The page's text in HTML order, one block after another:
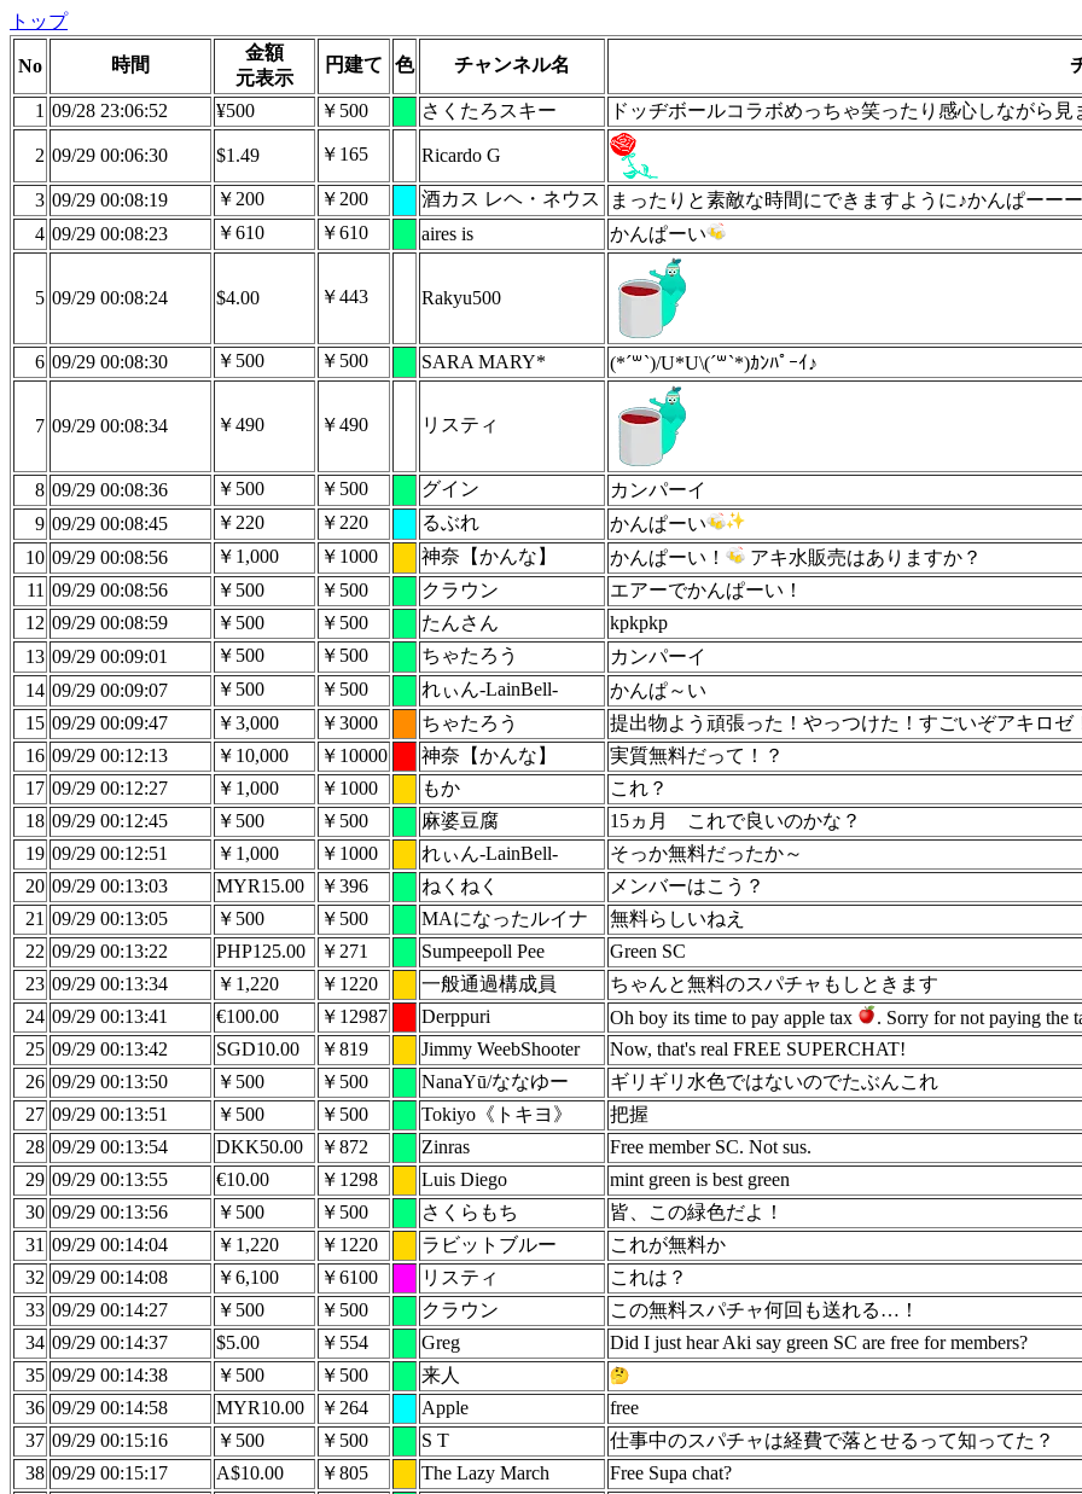
トップ
No 時間
金額
元表示
円建て 色 チャンネル名
1 09/28 23:06:52 ¥500 ￥500 さくたろスキー ドッヂボールコラボめっちゃ笑ったり感心しながら
2 09/29 00:06:30 $1.49 ￥165 Ricardo G
3 09/29 00:08:19 ￥200 ￥200 酒カス レヘ・ネウス
まったりと素敵な時間にできますように♪かんぱーー
4 09/29 00:08:23 ￥610 ￥610 aires is かんぱーい
5 09/29 00:08:24 $4.00 ￥443 Rakyu500
6 09/29 00:08:30 ￥500 ￥500 SARA MARY* (*´꒳`)/U*U\(´꒳`*)ｶﾝ­ﾊﾟｰｲ♪
7 09/29 00:08:34 ￥490 ￥490 リスティ
8 09/29 00:08:36 ￥500 ￥500 グイン
カンパーイ
9 09/29 00:08:45 ￥220 ￥220 るぶれ
かんぱーい
10 09/29 00:08:56 ￥1,000 ￥1000 神奈【かんな】 かんぱーい！
アキ水販売はありますか？
11 09/29 00:08:56 ￥500 ￥500 クラウン
エアーでかんぱーい！
12 09/29 00:08:59 ￥500 ￥500 たんさん
kpkpkp
13 09/29 00:09:01 ￥500 ￥500 ちゃたろう
カンパーイ
14 09/29 00:09:07 ￥500 ￥500 れぃん-LainBell-
かんぱ～い
15 09/29 00:09:47 ￥3,000 ￥3000 ちゃたろう
提出物よう頑張った！やっつけた！すごいぞアキロゼ
16 09/29 00:12:13 ￥10,000 ￥10000 神奈【かんな】
実質無料だって！？
17 09/29 00:12:27 ￥1,000 ￥1000 もか
これ？
18 09/29 00:12:45 ￥500 ￥500 麻婆豆腐
15ヵ月 これで良いのかな？
19 09/29 00:12:51 ￥1,000 ￥1000 れぃん-LainBell-
そっか無料だったか～
20 09/29 00:13:03 MYR15.00 ￥396 ねくねく
メンバーはこう？
21 09/29 00:13:05 ￥500 ￥500 MAになったルイナ
無料らしいねえ
22 09/29 00:13:22 PHP125.00 ￥271 Sumpeepoll Pee
Green SC
23 09/29 00:13:34 ￥1,220 ￥1220 一般通過構成員
ちゃんと無料のスパチャもしときます
24 09/29 00:13:41 €100.00 ￥12987 Derppuri Oh boy its time to pay apple tax
. Sorry for not paying the
25 09/29 00:13:42 SGD10.00 ￥819 Jimmy WeebShooter
Now, that's real FREE SUPERCHAT!
26 09/29 00:13:50 ￥500 ￥500 NanaYū/ななゆー
ギリギリ水色ではないのでたぶんこれ
27 09/29 00:13:51 ￥500 ￥500 Tokiyo《トキヨ》
把握
28 09/29 00:13:54 DKK50.00 ￥872 Zinras
Free member SC. Not sus.
29 09/29 00:13:55 €10.00 ￥1298 Luis Diego
mint green is best green
30 09/29 00:13:56 ￥500 ￥500 さくらもち
皆、この緑色だよ！
31 09/29 00:14:04 ￥1,220 ￥1220 ラビットブルー
これが無料か
32 09/29 00:14:08 ￥6,100 ￥6100 リスティ
これは？
33 09/29 00:14:27 ￥500 ￥500 クラウン
この無料スパチャ何回も送れる…！
34 09/29 00:14:37 $5.00 ￥554 Greg
Did I just hear Aki say green SC are free for members?
35 09/29 00:14:38 ￥500 ￥500
来人
36 09/29 00:14:58 MYR10.00 ￥264 Apple
free
37 09/29 00:15:16 ￥500 ￥500 S T
仕事中のスパチャは経費で落とせるって知ってた？
38 09/29 00:15:17 A$10.00 ￥805 The Lazy March
Free Supa chat?